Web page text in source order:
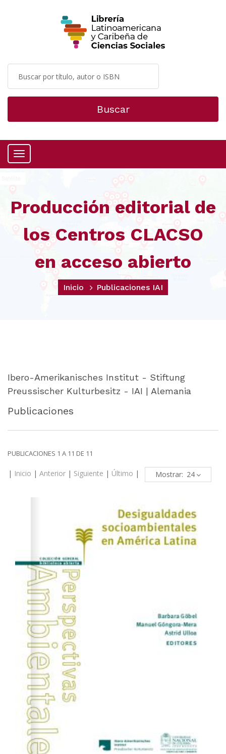
Buscar
Menú
Producción editorial de
los Centros CLACSO
en acceso abierto
Inicio Publicaciones IAI
Ibero-Amerikanisches Institut - Stiftung
Preussischer Kulturbesitz - IAI | Alemania
Publicaciones
PUBLICACIONES 1 A 11 DE 11
| Inicio | Anterior | Siguiente | Último | Mostrar: